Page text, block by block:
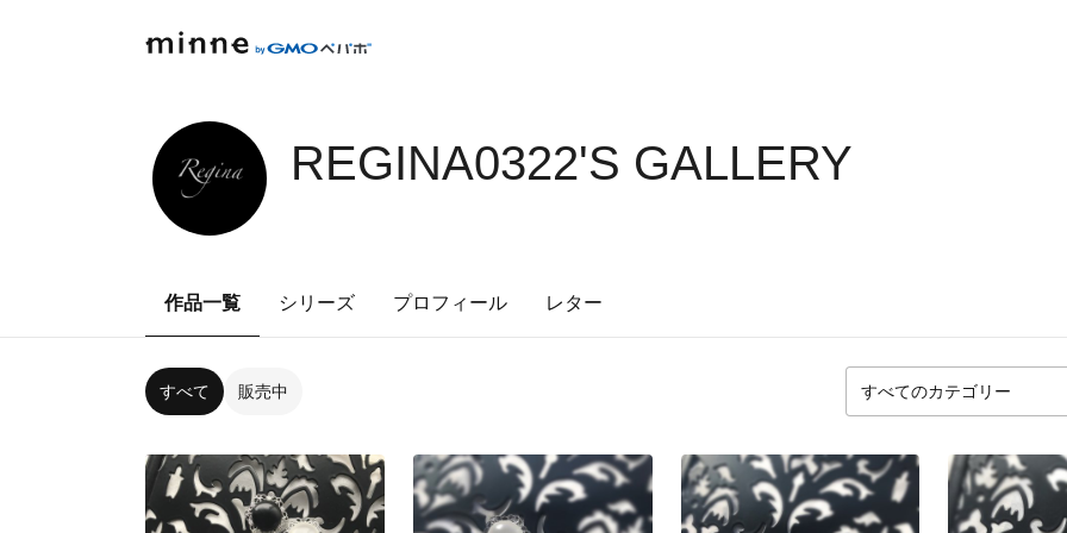
REGINA0322'S GALLERY
作品一覧 シリーズ プロフィール レター
すべて 販売中